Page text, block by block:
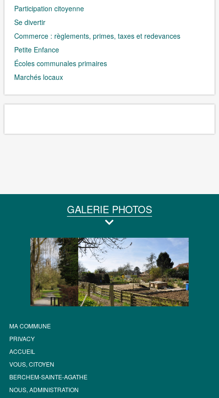
Participation citoyenne
Se divertir
Commerce : règlements, primes, taxes et redevances
Petite Enfance
Écoles communales primaires
Marchés locaux
GALERIE PHOTOS
MA COMMUNE
PRIVACY
ACCUEIL
VOUS, CITOYEN
BERCHEM-SAINTE-AGATHE
NOUS, ADMINISTRATION